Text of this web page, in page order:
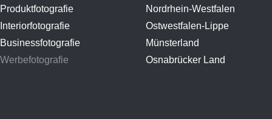
Produktfotografie
Interiorfotografie
Businessfotografie
Werbefotografie
Nordrhein-Westfalen
Ostwestfalen-Lippe
Münsterland
Osnabrücker Land